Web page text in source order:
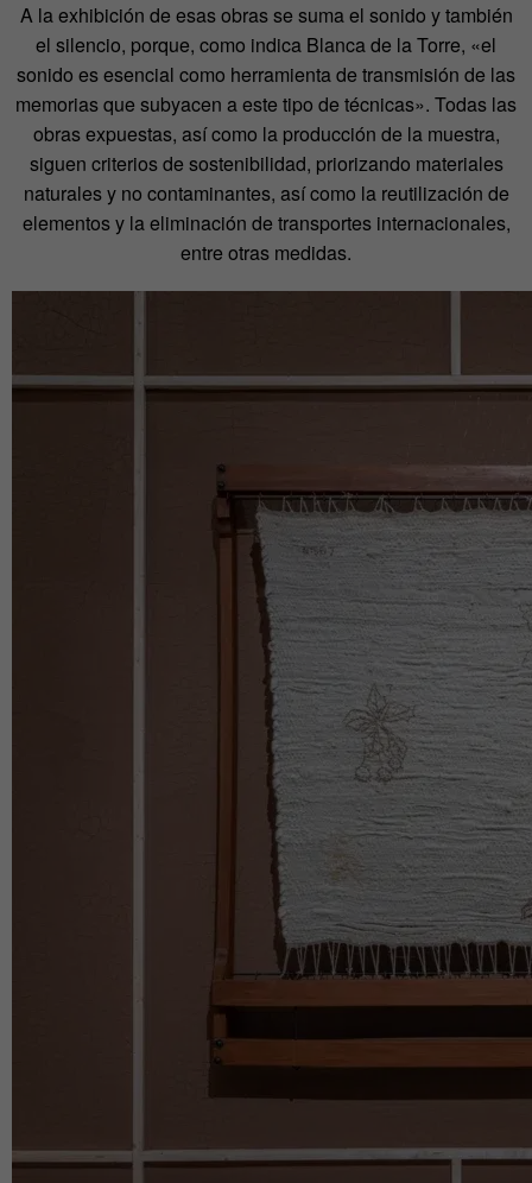
A la exhibición de esas obras se suma el sonido y también
el silencio, porque, como indica Blanca de la Torre, «el
sonido es esencial como herramienta de transmisión de las
memorias que subyacen a este tipo de técnicas». Todas las
obras expuestas, así como la producción de la muestra,
siguen criterios de sostenibilidad, priorizando materiales
naturales y no contaminantes, así como la reutilización de
elementos y la eliminación de transportes internacionales,
entre otras medidas.